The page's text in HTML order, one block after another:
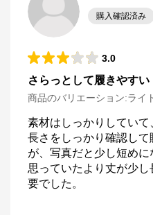
購入確認済み
3.0
さらっとして履きやすい
商品のバリエーション:ライ
素材はしっかりしていて
長さをしっかり確認し
が、写真だと少し短めに
思っていたより丈が少